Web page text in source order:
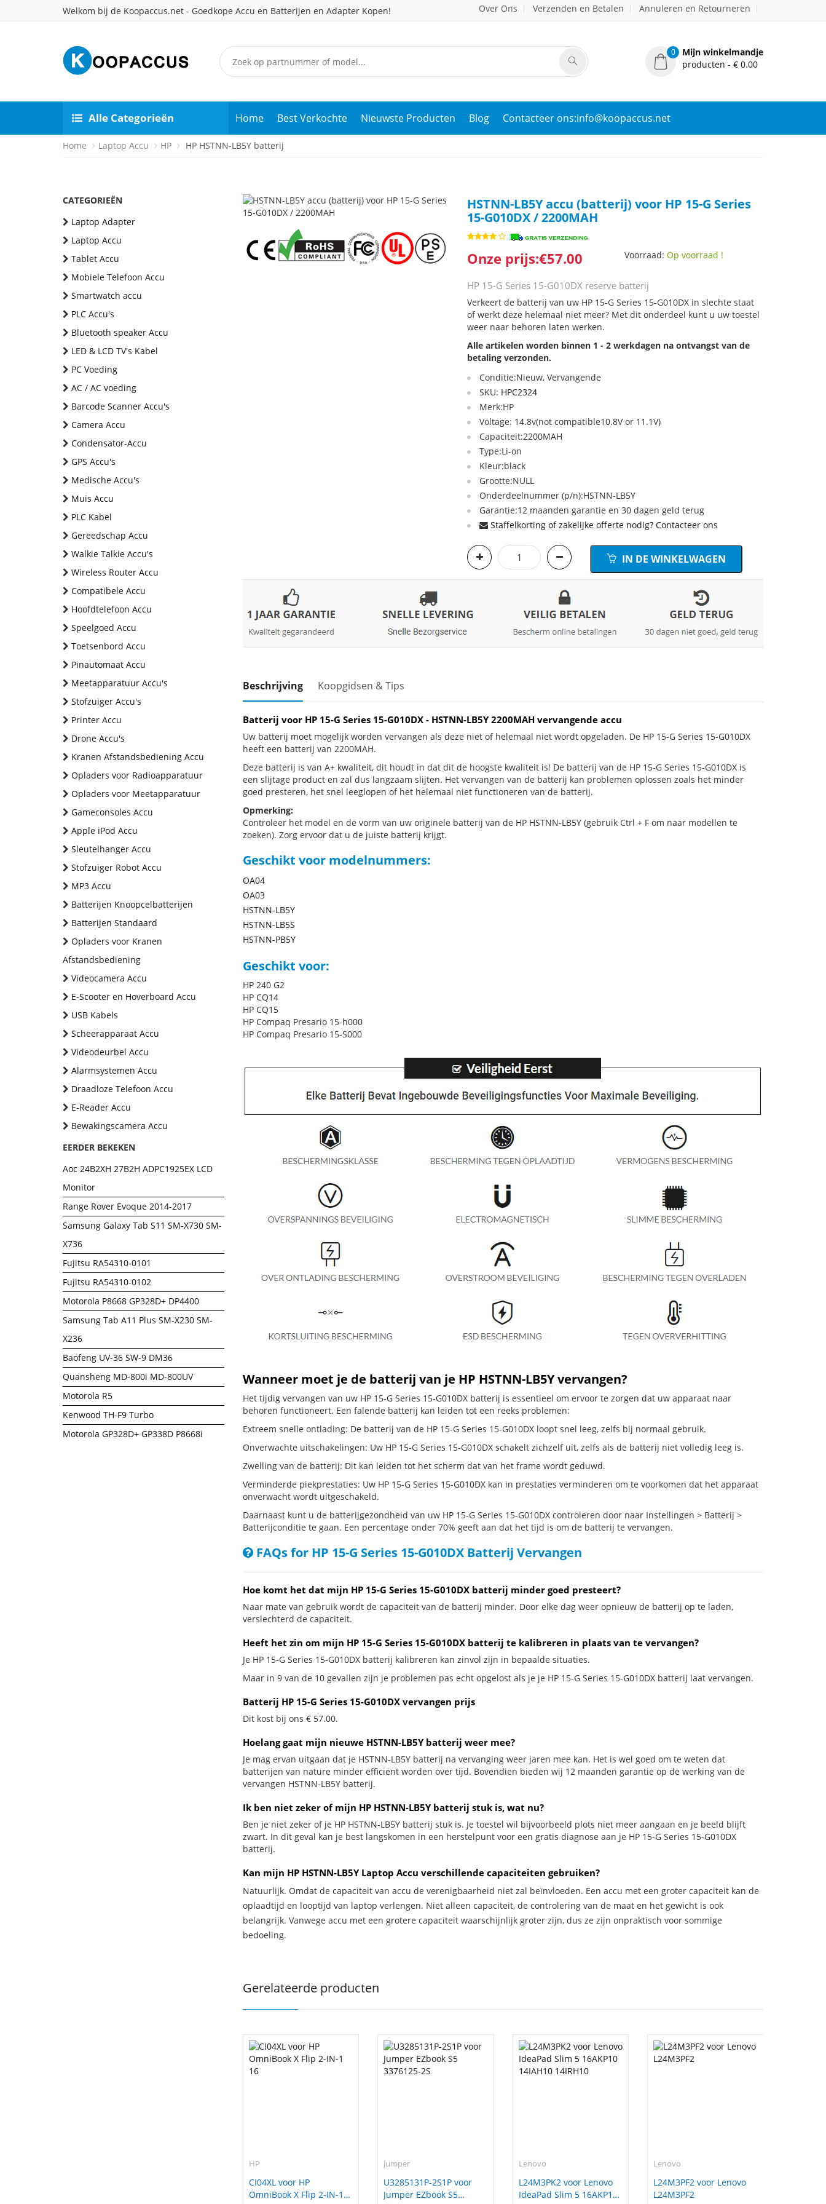
Welkom bij de Koopaccus.net - Goedkope Accu en Batterijen en Adapter Kopen! Over Ons Verzenden en Betalen Annuleren en Retourneren
0
Mijn winkelmandje
producten - € 0.00
Alle Categorieën Home Best Verkochte Nieuwste Producten Blog Contacteer ons:info@koopaccus.net
Home Laptop Accu HP HP HSTNN-LB5Y batterij
CATEGORIEËN
Laptop Adapter
Laptop Accu
Tablet Accu
Mobiele Telefoon Accu
Smartwatch accu
PLC Accu's
Bluetooth speaker Accu
LED & LCD TV's Kabel
PC Voeding
AC / AC voeding
Barcode Scanner Accu's
Camera Accu
Condensator-Accu
GPS Accu's
Medische Accu's
Muis Accu
PLC Kabel
Gereedschap Accu
Walkie Talkie Accu's
Wireless Router Accu
Compatibele Accu
Hoofdtelefoon Accu
Speelgoed Accu
Toetsenbord Accu
Pinautomaat Accu
Meetapparatuur Accu's
Stofzuiger Accu's
Printer Accu
Drone Accu's
Kranen Afstandsbediening Accu
Opladers voor Radioapparatuur
Opladers voor Meetapparatuur
Gameconsoles Accu
Apple iPod Accu
Sleutelhanger Accu
Stofzuiger Robot Accu
MP3 Accu
Batterijen Knoopcelbatterijen
Batterijen Standaard
Opladers voor Kranen
Afstandsbediening
Videocamera Accu
E-Scooter en Hoverboard Accu
USB Kabels
Scheerapparaat Accu
Videodeurbel Accu
Alarmsystemen Accu
Draadloze Telefoon Accu
E-Reader Accu
Bewakingscamera Accu
EERDER BEKEKEN
Aoc 24B2XH 27B2H ADPC1925EX LCD
Monitor
Range Rover Evoque 2014-2017
Samsung Galaxy Tab S11 SM-X730 SM-
X736
Fujitsu RA54310-0101
Fujitsu RA54310-0102
Motorola P8668 GP328D+ DP4400
Samsung Tab A11 Plus SM-X230 SM-
X236
Baofeng UV-36 SW-9 DM36
Quansheng MD-800i MD-800UV
Motorola R5
Kenwood TH-F9 Turbo
Motorola GP328D+ GP338D P8668i
HSTNN-LB5Y accu (batterij) voor HP 15-G Series
15-G010DX / 2200MAH
Onze prijs:€57.00 Voorraad:Op voorraad !
HP 15-G Series 15-G010DX reserve batterij
Verkeert de batterij van uw HP 15-G Series 15-G010DX in slechte staat
of werkt deze helemaal niet meer? Met dit onderdeel kunt u uw toestel
weer naar behoren laten werken.
Alle artikelen worden binnen 1 - 2 werkdagen na ontvangst van de
betaling verzonden.
Conditie:Nieuw, Vervangende
SKU: HPC2324
Merk:HP
Voltage: 14.8v(not compatible10.8V or 11.1V)
Capaciteit:2200MAH
Type:Li-on
Kleur:black
Grootte:NULL
Onderdeelnummer (p/n):HSTNN-LB5Y
Garantie:12 maanden garantie en 30 dagen geld terug
Staffelkorting of zakelijke offerte nodig? Contacteer ons
IN DE WINKELWAGEN
Beschrijving Koopgidsen & Tips
Batterij voor HP 15-G Series 15-G010DX - HSTNN-LB5Y 2200MAH vervangende accu
Uw batterij moet mogelijk worden vervangen als deze niet of helemaal niet wordt opgeladen. De HP 15-G Series 15-G010DX
heeft een batterij van 2200MAH.
Deze batterij is van A+ kwaliteit, dit houdt in dat dit de hoogste kwaliteit is! De batterij van de HP 15-G Series 15-G010DX is
een slijtage product en zal dus langzaam slijten. Het vervangen van de batterij kan problemen oplossen zoals het minder
goed presteren, het snel leeglopen of het helemaal niet functioneren van de batterij.
Opmerking:
Controleer het model en de vorm van uw originele batterij van de HP HSTNN-LB5Y (gebruik Ctrl + F om naar modellen te
zoeken). Zorg ervoor dat u de juiste batterij krijgt.
Geschikt voor modelnummers:
OA04
OA03
HSTNN-LB5Y
HSTNN-LB5S
HSTNN-PB5Y
Geschikt voor:
HP 240 G2
HP CQ14
HP CQ15
HP Compaq Presario 15-h000
HP Compaq Presario 15-S000
Wanneer moet je de batterij van je HP HSTNN-LB5Y vervangen?
Het tijdig vervangen van uw HP 15-G Series 15-G010DX batterij is essentieel om ervoor te zorgen dat uw apparaat naar
behoren functioneert. Een falende batterij kan leiden tot een reeks problemen:
Extreem snelle ontlading: De batterij van de HP 15-G Series 15-G010DX loopt snel leeg, zelfs bij normaal gebruik.
Onverwachte uitschakelingen: Uw HP 15-G Series 15-G010DX schakelt zichzelf uit, zelfs als de batterij niet volledig leeg is.
Zwelling van de batterij: Dit kan leiden tot het scherm dat van het frame wordt geduwd.
Verminderde piekprestaties: Uw HP 15-G Series 15-G010DX kan in prestaties verminderen om te voorkomen dat het apparaat
onverwacht wordt uitgeschakeld.
Daarnaast kunt u de batterijgezondheid van uw HP 15-G Series 15-G010DX controleren door naar Instellingen > Batterij >
Batterijconditie te gaan. Een percentage onder 70% geeft aan dat het tijd is om de batterij te vervangen.
FAQs for HP 15-G Series 15-G010DX Batterij Vervangen
Hoe komt het dat mijn HP 15-G Series 15-G010DX batterij minder goed presteert?
Naar mate van gebruik wordt de capaciteit van de batterij minder. Door elke dag weer opnieuw de batterij op te laden,
verslechterd de capaciteit.
Heeft het zin om mijn HP 15-G Series 15-G010DX batterij te kalibreren in plaats van te vervangen?
Je HP 15-G Series 15-G010DX batterij kalibreren kan zinvol zijn in bepaalde situaties.
Maar in 9 van de 10 gevallen zijn je problemen pas echt opgelost als je je HP 15-G Series 15-G010DX batterij laat vervangen.
Batterij HP 15-G Series 15-G010DX vervangen prijs
Dit kost bij ons € 57.00.
Hoelang gaat mijn nieuwe HSTNN-LB5Y batterij weer mee?
Je mag ervan uitgaan dat je HSTNN-LB5Y batterij na vervanging weer jaren mee kan. Het is wel goed om te weten dat
batterijen van nature minder efficiënt worden over tijd. Bovendien bieden wij 12 maanden garantie op de werking van de
vervangen HSTNN-LB5Y batterij.
Ik ben niet zeker of mijn HP HSTNN-LB5Y batterij stuk is, wat nu?
Ben je niet zeker of je HP HSTNN-LB5Y batterij stuk is. Je toestel wil bijvoorbeeld plots niet meer aangaan en je beeld blijft
zwart. In dit geval kan je best langskomen in een herstelpunt voor een gratis diagnose aan je HP 15-G Series 15-G010DX
batterij.
Kan mijn HP HSTNN-LB5Y Laptop Accu verschillende capaciteiten gebruiken?
Natuurlijk. Omdat de capaciteit van accu de verenigbaarheid niet zal beïnvloeden. Een accu met een groter capaciteit kan de
oplaadtijd en looptijd van laptop verlengen. Niet alleen capaciteit, de controlering van de maat en het gewicht is ook
belangrijk. Vanwege accu met een grotere capaciteit waarschijnlijk groter zijn, dus ze zijn onpraktisch voor sommige
bedoeling.
Gerelateerde producten
HP
CI04XL voor HP
OmniBook X Flip 2-IN-1
Jumper
U3285131P-2S1P voor
Jumper EZbook S5
Lenovo
L24M3PK2 voor Lenovo
IdeaPad Slim 5 16AKP10
Lenovo
L24M3PF2 voor Lenovo
L24M3PF2